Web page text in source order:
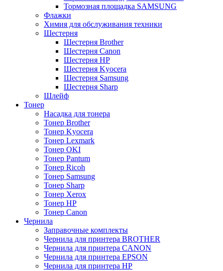
Тормозная площадка SAMSUNG
Флажки
Химия для обслуживания техники
Шестерня
Шестерня Brother
Шестерня Canon
Шестерня HP
Шестерня Kyocera
Шестерня Samsung
Шестерня Sharp
Шлейф
Тонер
Насадка для тонера
Тонер Brother
Тонер Kyocera
Тонер Lexmark
Тонер OKI
Тонер Pantum
Тонер Ricoh
Тонер Samsung
Тонер Sharp
Тонер Xerox
Тонер НР
Тонер Саnon
Чернила
Заправочные комплекты
Чернила для принтера BROTHER
Чернила для принтера CANON
Чернила для принтера EPSON
Чернила для принтера HP